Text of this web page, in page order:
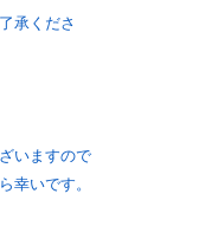
承くださ
いますので
幸いです。